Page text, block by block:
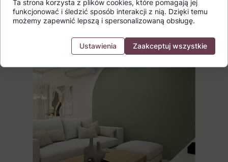
Ta strona korzysta z plików cookies, które pomagają jej
funkcjonować i śledzić sposób interakcji z nią. Dzięki temu
możemy zapewnić lepszą i spersonalizowaną obsługę.
Ustawienia Zaakceptuj wszystkie